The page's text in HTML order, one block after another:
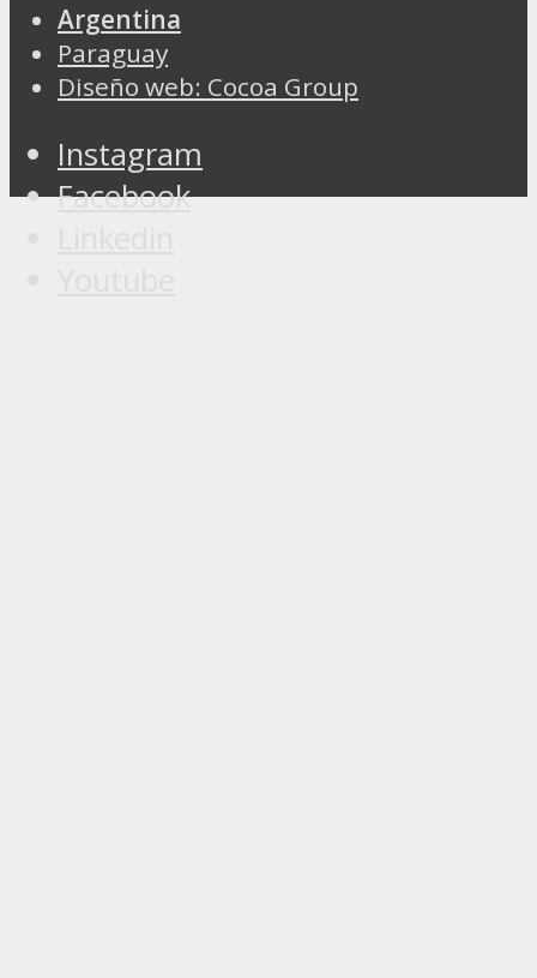
Argentina
Paraguay
Diseño web: Cocoa Group
Instagram
Facebook